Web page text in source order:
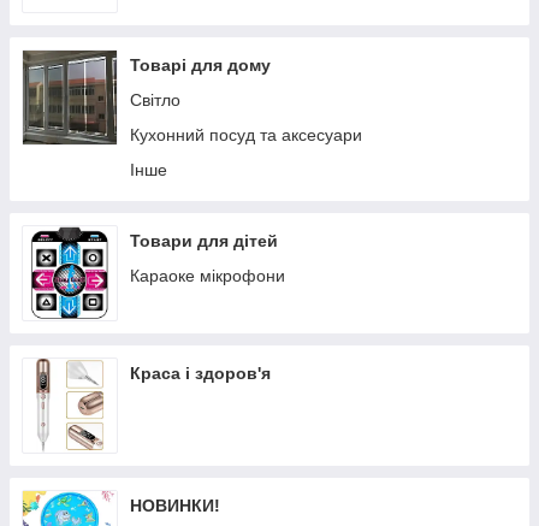
Товарі для дому
Світло
Кухонний посуд та аксесуари
Інше
Товари для дітей
Караоке мікрофони
Краса і здоров'я
НОВИНКИ!